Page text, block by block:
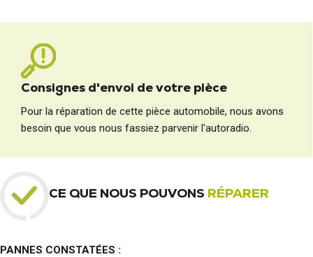
Consignes d'envoi de votre pièce
Pour la réparation de cette pièce automobile, nous avons
besoin que vous nous fassiez parvenir l'autoradio.
CE QUE NOUS POUVONS RÉPARER
PANNES CONSTATÉES :